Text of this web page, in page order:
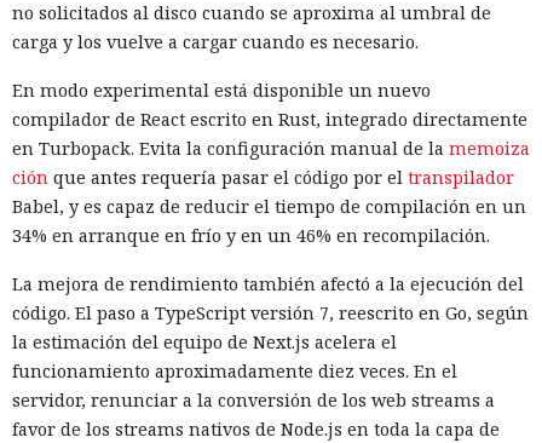
no solicitados al disco cuando se aproxima al umbral de
carga y los vuelve a cargar cuando es necesario.
En modo experimental está disponible un nuevo
compilador de React escrito en Rust, integrado directamente
en Turbopack. Evita la configuración manual de la memoiza
ción que antes requería pasar el código por el transpilador
Babel, y es capaz de reducir el tiempo de compilación en un
34% en arranque en frío y en un 46% en recompilación.
La mejora de rendimiento también afectó a la ejecución del
código. El paso a TypeScript versión 7, reescrito en Go, según
la estimación del equipo de Next.js acelera el
funcionamiento aproximadamente diez veces. En el
servidor, renunciar a la conversión de los web streams a
favor de los streams nativos de Node.js en toda la capa de